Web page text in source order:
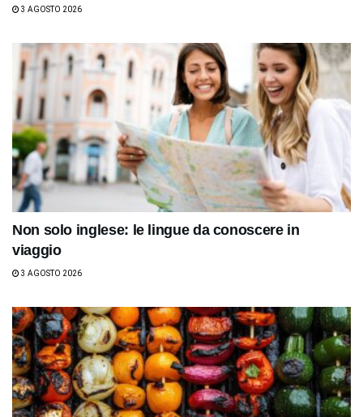
3 AGOSTO 2026
Non solo inglese: le lingue da conoscere in
viaggio
3 AGOSTO 2026